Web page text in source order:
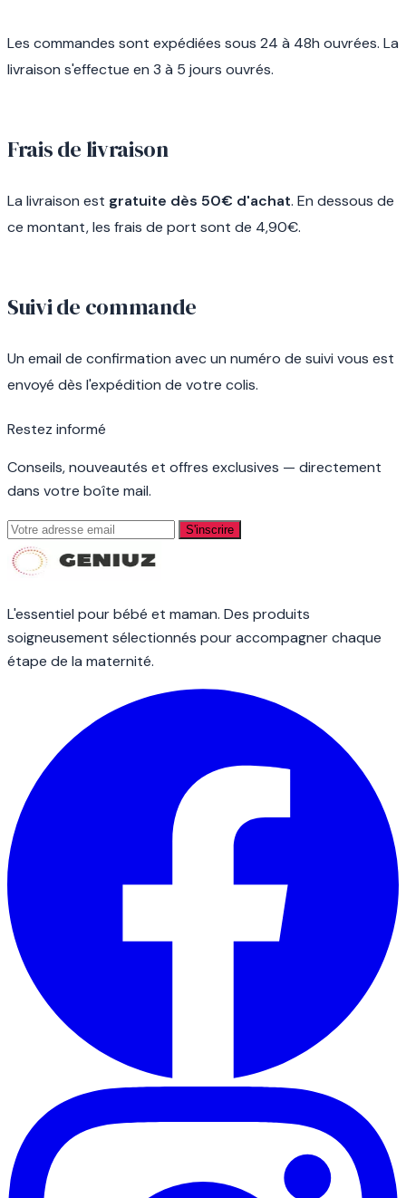
Les commandes sont expédiées sous 24 à 48h ouvrées. La
livraison s'effectue en 3 à 5 jours ouvrés.
Frais de livraison
La livraison est gratuite dès 50€ d'achat. En dessous de
ce montant, les frais de port sont de 4,90€.
Suivi de commande
Un email de confirmation avec un numéro de suivi vous est
envoyé dès l'expédition de votre colis.
Restez informé
Conseils, nouveautés et offres exclusives — directement
dans votre boîte mail.
S'inscrire
L'essentiel pour bébé et maman. Des produits
soigneusement sélectionnés pour accompagner chaque
étape de la maternité.